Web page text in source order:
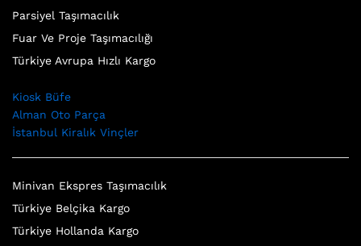
Parsiyel Taşımacılık
Fuar Ve Proje Taşımacılığı
Türkiye Avrupa Hızlı Kargo
Kiosk Büfe
Alman Oto Parça
İstanbul Kiralık Vinçler
Minivan Ekspres Taşımacılık
Türkiye Belçika Kargo
Türkiye Hollanda Kargo